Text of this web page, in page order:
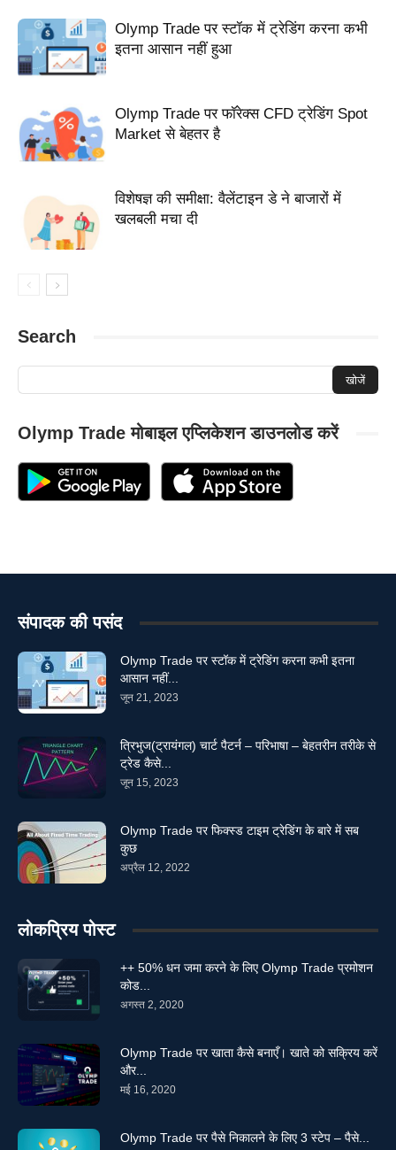
Olymp Trade पर स्टॉक में ट्रेडिंग करना कभी
इतना आसान नहीं हुआ
Olymp Trade पर फॉरेक्स CFD ट्रेडिंग Spot
Market से बेहतर है
विशेषज्ञ की समीक्षा: वैलेंटाइन डे ने बाजारों में
खलबली मचा दी
Search
Olymp Trade मोबाइल एप्लिकेशन डाउनलोड करें
संपादक की पसंद
Olymp Trade पर स्टॉक में ट्रेडिंग करना कभी इतना
आसान नहीं...
जून 21, 2023
त्रिभुज(ट्रायंगल) चार्ट पैटर्न – परिभाषा – बेहतरीन तरीके से
ट्रेड कैसे...
जून 15, 2023
Olymp Trade पर फिक्स्ड टाइम ट्रेडिंग के बारे में सब
कुछ
अप्रैल 12, 2022
लोकप्रिय पोस्ट
++ 50% धन जमा करने के लिए Olymp Trade प्रमोशन
कोड...
अगस्त 2, 2020
Olymp Trade पर खाता कैसे बनाएँ। खाते को सक्रिय करें
और...
मई 16, 2020
Olymp Trade पर पैसे निकालने के लिए 3 स्टेप – पैसे...